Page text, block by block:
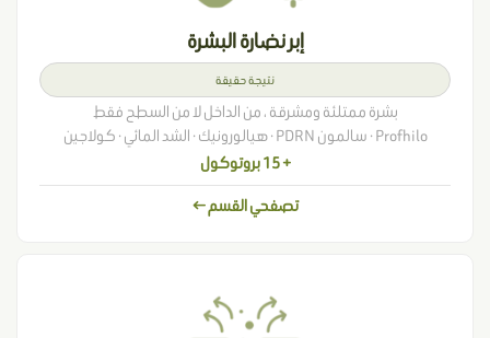
إبر نضارة البشرة
نتيجة حقيقة
بشرة ممتلئة ومشرقة ، من الداخل لا من السطح فقط
Profhilo · سالمون PDRN · هيالورونيك · الشد المائي · كولاجين
تصفحي القسم ←